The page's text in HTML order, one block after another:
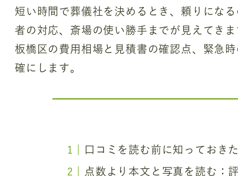
短い時間で葬儀社を決めるとき、頼りにな
者の対応、斎場の使い勝手までが見えてき
板橋区の費用相場と見積書の確認点、緊急
確にします。
口コミを読む前に知っておき
点数より本文と写真を読む：